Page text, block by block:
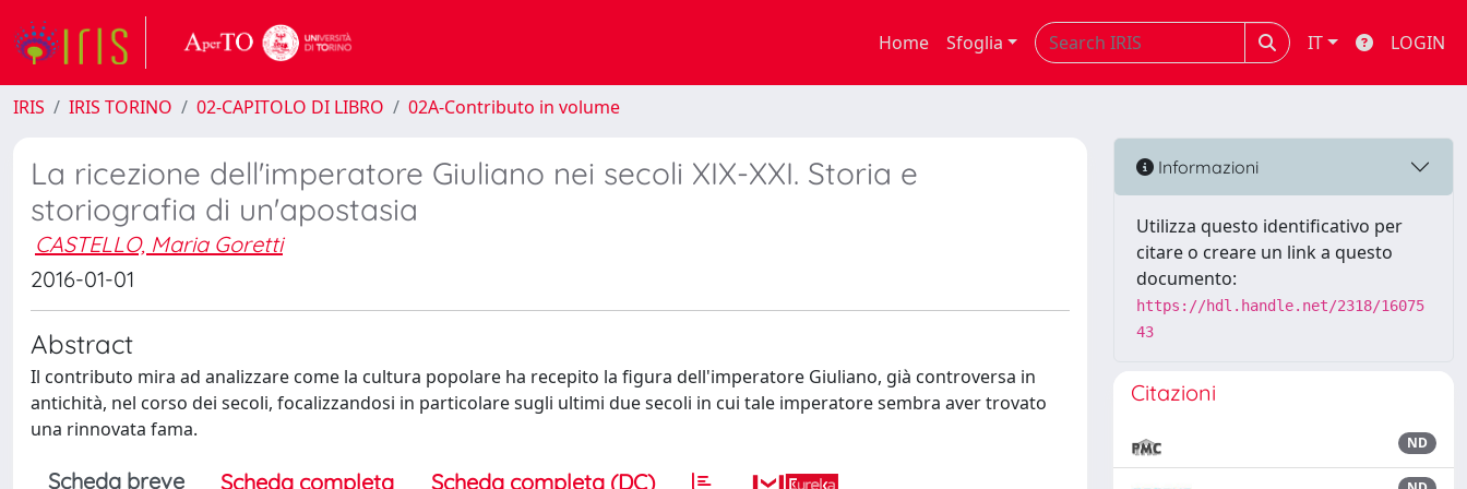
Home Sfoglia IT LOGIN
IRIS IRIS TORINO 02-CAPITOLO DI LIBRO 02A-Contributo in volume
La ricezione dell'imperatore Giuliano nei secoli XIX-XXI. Storia e
storiografia di un'apostasia
CASTELLO, Maria Goretti
2016-01-01
Abstract
Il contributo mira ad analizzare come la cultura popolare ha recepito la figura dell'imperatore Giuliano, già controversa in
antichità, nel corso dei secoli, focalizzandosi in particolare sugli ultimi due secoli in cui tale imperatore sembra aver trovato
una rinnovata fama.
Scheda breve Scheda completa Scheda completa (DC)
Informazioni
Utilizza questo identificativo per
citare o creare un link a questo
documento:
https://hdl.handle.net/2318/16075
43
Citazioni
ND